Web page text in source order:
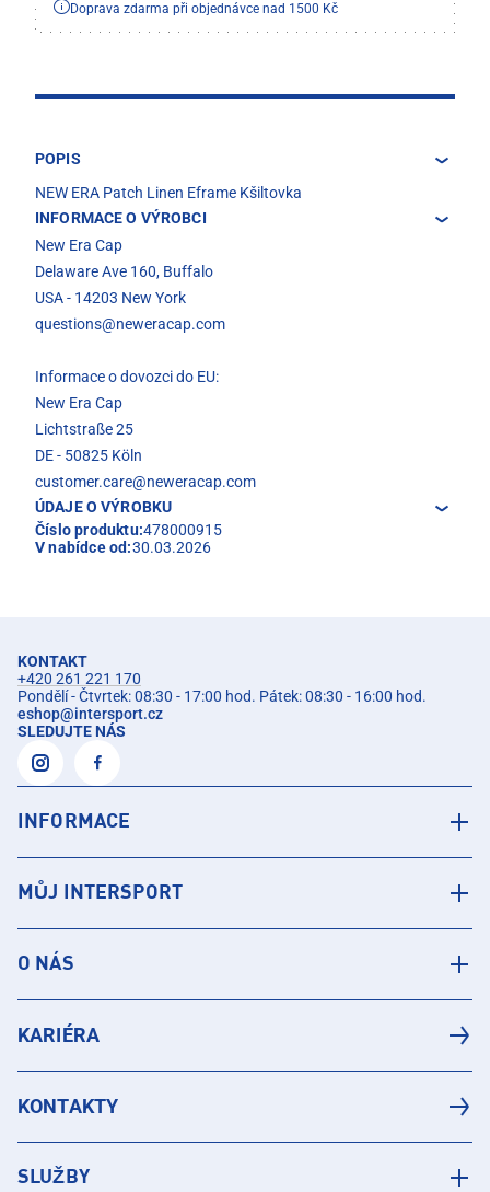
Doprava zdarma při objednávce nad 1500 Kč
POPIS
NEW ERA Patch Linen Eframe Kšiltovka
INFORMACE O VÝROBCI
New Era Cap
Delaware Ave 160, Buffalo
USA - 14203 New York
questions@neweracap.com
Informace o dovozci do EU:
New Era Cap
Lichtstraße 25
DE - 50825 Köln
customer.care@neweracap.com
ÚDAJE O VÝROBKU
Číslo produktu:478000915
V nabídce od:30.03.2026
KONTAKT
+420 261 221 170
Pondělí - Čtvrtek: 08:30 - 17:00 hod. Pátek: 08:30 - 16:00 hod.
eshop@intersport.cz
SLEDUJTE NÁS
INFORMACE
MŮJ INTERSPORT
O NÁS
KARIÉRA
KONTAKTY
SLUŽBY